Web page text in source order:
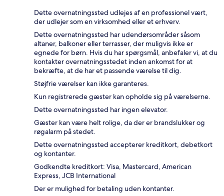
Dette overnatningssted udlejes af en professionel vært,
der udlejer som en virksomhed eller et erhverv.
Dette overnatningssted har udendørsområder såsom
altaner, balkoner eller terrasser, der muligvis ikke er
egnede for børn. Hvis du har spørgsmål, anbefaler vi, at du
kontakter overnatningsstedet inden ankomst for at
bekræfte, at de har et passende værelse til dig.
Støjfrie værelser kan ikke garanteres.
Kun registrerede gæster kan opholde sig på værelserne.
Dette overnatningssted har ingen elevator.
Gæster kan være helt rolige, da der er brandslukker og
røgalarm på stedet.
Dette overnatningssted accepterer kreditkort, debetkort
og kontanter.
Godkendte kreditkort: Visa, Mastercard, American
Express, JCB International
Der er mulighed for betaling uden kontanter.